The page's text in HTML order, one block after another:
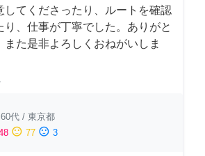
してくださったり、ルートを確認
り、仕事が丁寧でした。ありがと
また是非よろしくおねがいしま
60代 / 東京都
sentiment_neutral 77 sentiment_dissatisfied 3